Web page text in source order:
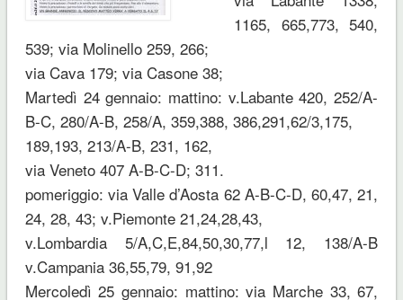
1165, 665,773, 540,
539; via Molinello 259, 266;
via Cava 179; via Casone 38;
Martedì 24 gennaio: mattino: v.Labante 420, 252/A-
B-C, 280/A-B, 258/A, 359,388, 386,291,62/3,175,
189,193, 213/A-B, 231, 162,
via Veneto 407 A-B-C-D; 311.
pomeriggio: via Valle d’Aosta 62 A-B-C-D, 60,47, 21,
24, 28, 43; v.Piemonte 21,24,28,43,
v.Lombardia 5/A,C,E,84,50,30,77,l 12, 138/A-B
v.Campania 36,55,79, 91,92
Mercoledì 25 gennaio: mattino: via Marche 33, 67,